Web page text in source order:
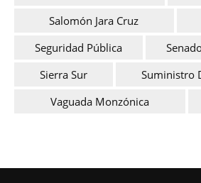
Salomón Jara Cruz
Seguridad Pública
Sierra Sur
Suministro
Vaguada Monzónica